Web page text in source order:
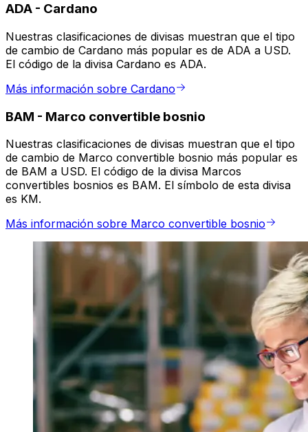
ADA - Cardano
Nuestras clasificaciones de divisas muestran que el tipo
de cambio de Cardano más popular es de ADA a USD.
El código de la divisa Cardano es ADA.
Más información sobre Cardano
BAM - Marco convertible bosnio
Nuestras clasificaciones de divisas muestran que el tipo
de cambio de Marco convertible bosnio más popular es
de BAM a USD. El código de la divisa Marcos
convertibles bosnios es BAM. El símbolo de esta divisa
es KM.
Más información sobre Marco convertible bosnio